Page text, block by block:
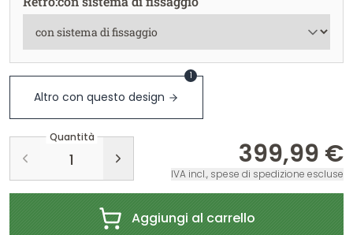
Altro con questo design
1
Quantità
399,99 €
IVA incl., spese di spedizione escluse
Aggiungi al carrello